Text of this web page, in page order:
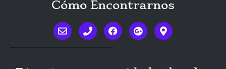
Cómo Encontrarnos